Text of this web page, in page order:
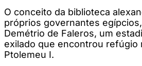
O conceito da biblioteca
próprios governantes
Demétrio de Faleros, um
exilado que encontrou refúgio
Ptolemeu I.